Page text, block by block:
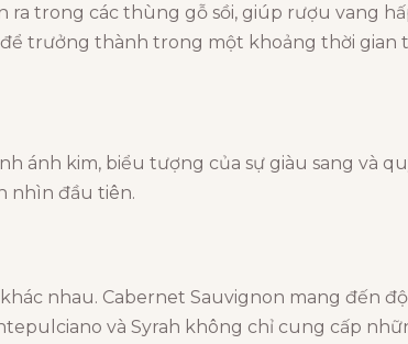
ra trong các thùng gỗ sồi, giúp rượu vang
trưởng thành trong một khoảng thời gian
ánh kim, biểu tượng của sự giàu sang và
nhìn đầu tiên.
nhau. Cabernet Sauvignon mang đến
và Syrah không chỉ cung cấp